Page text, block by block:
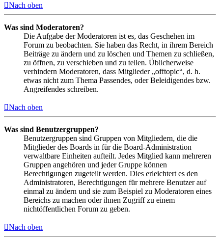
Nach oben
Was sind Moderatoren?
Die Aufgabe der Moderatoren ist es, das Geschehen im
Forum zu beobachten. Sie haben das Recht, in ihrem Bereich
Beiträge zu ändern und zu löschen und Themen zu schließen,
zu öffnen, zu verschieben und zu teilen. Üblicherweise
verhindern Moderatoren, dass Mitglieder „offtopic“, d. h.
etwas nicht zum Thema Passendes, oder Beleidigendes bzw.
Angreifendes schreiben.
Nach oben
Was sind Benutzergruppen?
Benutzergruppen sind Gruppen von Mitgliedern, die die
Mitglieder des Boards in für die Board-Administration
verwaltbare Einheiten aufteilt. Jedes Mitglied kann mehreren
Gruppen angehören und jeder Gruppe können
Berechtigungen zugeteilt werden. Dies erleichtert es den
Administratoren, Berechtigungen für mehrere Benutzer auf
einmal zu ändern und sie zum Beispiel zu Moderatoren eines
Bereichs zu machen oder ihnen Zugriff zu einem
nichtöffentlichen Forum zu geben.
Nach oben